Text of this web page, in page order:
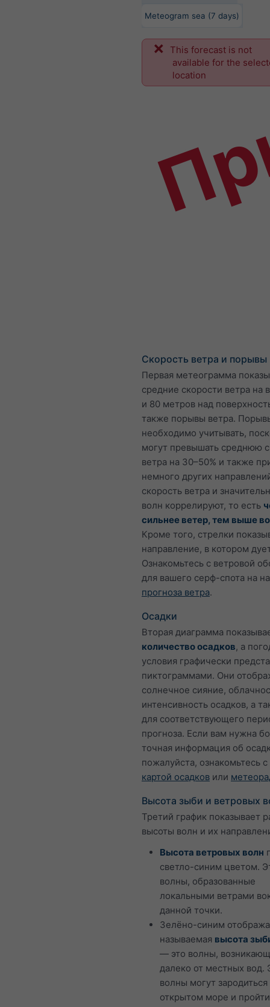
Meteogram sea (7 days)
This forecast is not
available for the
location
Скорость ветра и порывы
Первая метеограмма
средние скорости ветра на
и 80 метров над
также порывы ветра.
необходимо учитывать,
могут превышать среднюю
ветра на 30–50% и также
немного других
скорость ветра и
волн коррелируют, то есть
сильнее ветер, тем выше
Кроме того, стрелки
направление, в котором
Ознакомьтесь с ветровой
для вашего серф-спота на
прогноза ветра.
Осадки
Вторая диаграмма
количество осадков, а
условия графически
пиктограммами. Они
солнечное сияние,
интенсивность осадков, а
для соответствующего
прогноза. Если вам нужна
точная информация об
пожалуйста, ознакомьтесь
картой осадков или
Высота зыби и ветровых
Третий график показывает
высоты волн и их
Высота ветровых волн
светло-синим цветом.
волны, образованные
локальными ветрами
данной точки.
Зелёно-синим
называемая высота
— это волны,
далеко от местных вод.
волны могут зародиться
открытом море и